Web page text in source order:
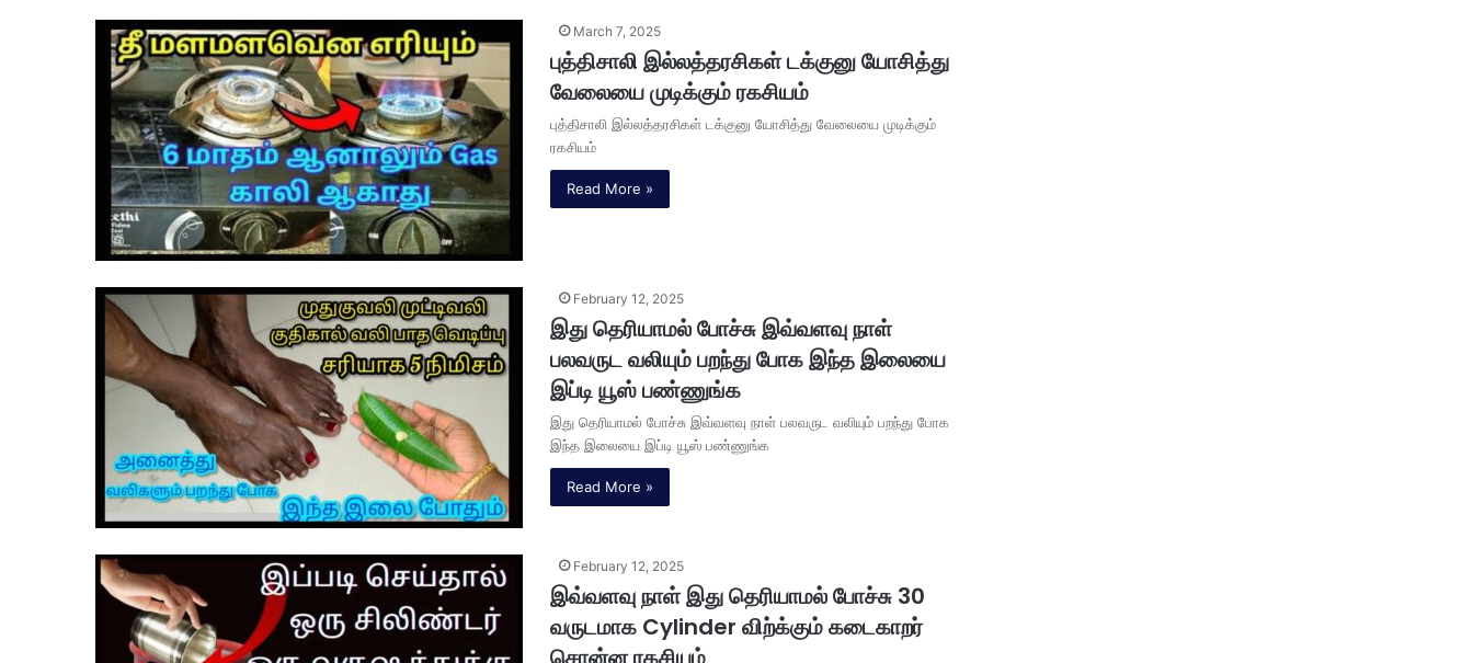
March 7, 2025
புத்திசாலி இல்லத்தரசிகள் டக்குனு யோசித்து
வேலையை முடிக்கும் ரகசியம்
புத்திசாலி இல்லத்தரசிகள் டக்குனு யோசித்து வேலையை முடிக்கும்
ரகசியம்
Read More »
February 12, 2025
இது தெரியாமல் போச்சு இவ்வளவு நாள்
பலவருட வலியும் பறந்து போக இந்த இலையை
இப்டி யூஸ் பண்ணுங்க
இது தெரியாமல் போச்சு இவ்வளவு நாள் பலவருட வலியும் பறந்து போக
இந்த இலையை இப்டி யூஸ் பண்ணுங்க
Read More »
February 12, 2025
இவ்வளவு நாள் இது தெரியாமல் போச்சு 30
வருடமாக Cylinder விற்க்கும் கடைகாறர்